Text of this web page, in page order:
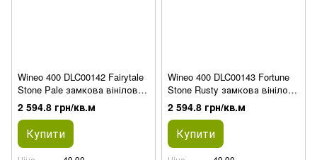
Wineo 400 DLC00142 Fairytale
Stone Pale замкова вінілова
плитка DLC Stone
2 594.8 грн/кв.м
Купити
Wineo 400 DLC00143 Fortune
Stone Rusty замкова вінілова
плитка DLC Stone
2 594.8 грн/кв.м
Купити